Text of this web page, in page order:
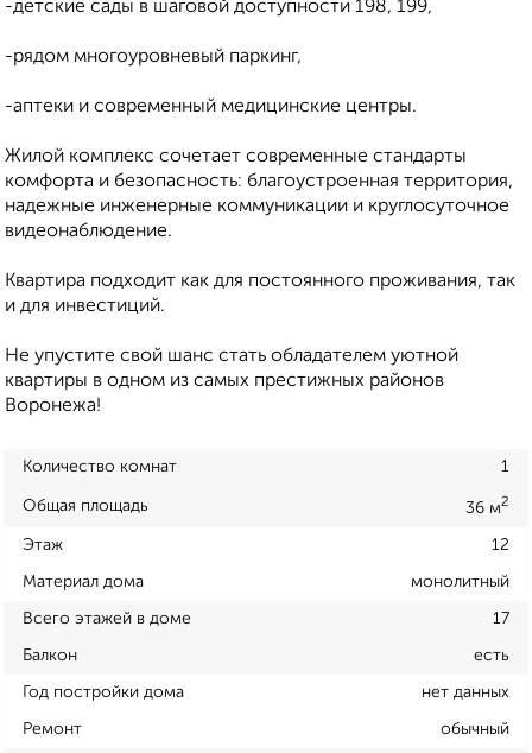
-детские сады в шаговой доступности 198, 199,
-рядом многоуровневый паркинг,
-аптеки и современный медицинские центры.
Жилой комплекс сочетает современные стандарты
комфорта и безопасность: благоустроенная территория,
надежные инженерные коммуникации и круглосуточное
видеонаблюдение.
Квартира подходит как для постоянного проживания, так
и для инвестиций.
Не упустите свой шанс стать обладателем уютной
квартиры в одном из самых престижных районов
Воронежа!
Количество комнат 1
Общая площадь 36 м2
Этаж 12
Материал дома монолитный
Всего этажей в доме 17
Балкон есть
Год постройки дома нет данных
Ремонт обычный